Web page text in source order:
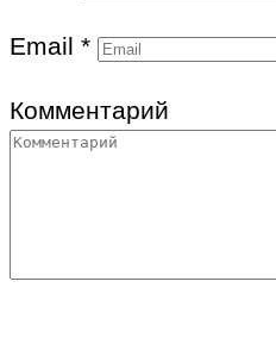
Email *
Комментарий